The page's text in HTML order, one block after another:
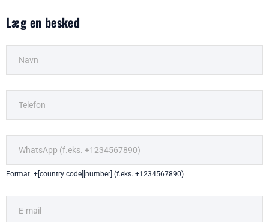
Læg en besked
Format: +[country code][number] (f.eks. +1234567890)